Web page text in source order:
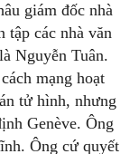
giám đốc nhà
tập các nhà văn
Nguyễn Tuân.
mạng hoạt
tử hình, nhưng
Genève. Ông
Ông cứ quyết